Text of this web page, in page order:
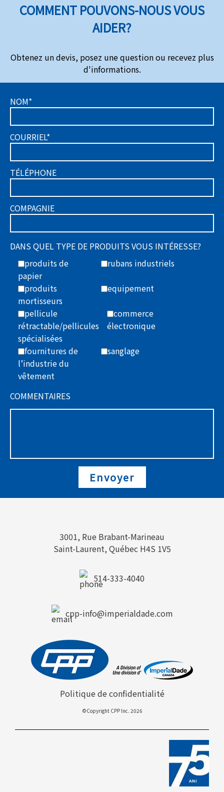
COMMENT POUVONS-NOUS VOUS
AIDER?
Obtenez un devis, posez une question ou recevez plus
d'informations.
NOM*
COURRIEL*
TÉLÉPHONE
COMPAGNIE
DANS QUEL TYPE DE PRODUITS VOUS INTÉRESSE?
produits de
papier
rubans industriels
produits
mortisseurs
equipement
pellicule
rétractable/pellicules
spécialisées
commerce
électronique
fournitures de
l’industrie du
vêtement
sanglage
COMMENTAIRES
3001, Rue Brabant-Marineau
Saint-Laurent, Québec H4S 1V5
514-333-4040
cpp-info@imperialdade.com
Politique de confidentialité
©Copyright CPP Inc. 2026